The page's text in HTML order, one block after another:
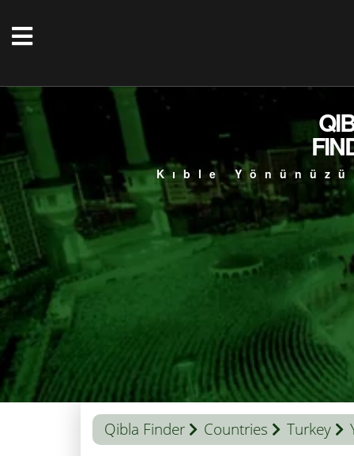
Kıble
Qibla Finder Countries Turkey